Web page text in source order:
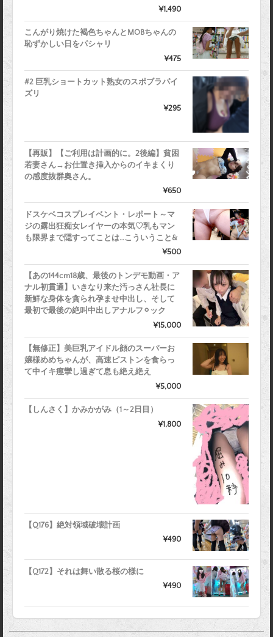
¥1,490
こんがり焼けた褐色ちゃんとMOBちゃんの
恥ずかしい日をパシャリ
¥475
#2 巨乳ショートカット熟女のスポブラパイ
ズリ
¥295
【再販】【ご利用は計画的に。2後編】貧困
若妻さん→お仕置き挿入からのイキまくり
の感度抜群奥さん。
¥650
ドスケベコスプレイベント・レポート～マ
ジの露出狂痴女レイヤーの本気♡乳もマン
も限界まで隠すってことは…こういうこと&
¥500
【あの144cm18歳、最後のトンデモ動画・ア
ナル初貫通】いきなり来た汚っさん社長に
新鮮な身体を貪られ孕ませ中出し、そして
最初で最後の絶叫中出しアナルフ⚪︎ック
¥15,000
【無修正】美巨乳アイドル顔のスーパーお
嬢様めめちゃんが、高速ピストンを食らっ
て中イキ痙攣し過ぎて息も絶え絶え
¥5,000
【しんさく】かみかがみ（1～2日目）
¥1,800
【Q176】絶対領域破壊計画
¥490
【Q172】それは舞い散る桜の様に
¥490